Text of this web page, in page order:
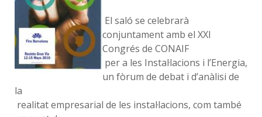
El saló se celebrarà
conjuntament amb el XXI
Congrés de CONAIF
per a les Instal·lacions i l’Energia,
un fòrum de debat i d’anàlisi de
la
realitat empresarial de les instal·lacions, com també